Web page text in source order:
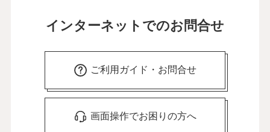
インターネットでのお問合せ
ご利用ガイド・お問合せ
画面操作でお困りの方へ